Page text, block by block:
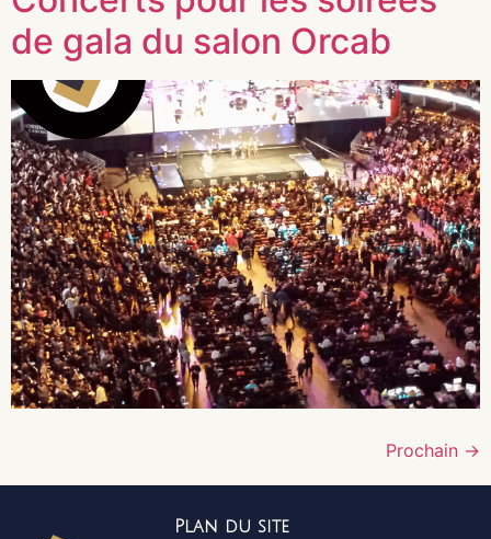
de gala du salon Orcab
Prochain →
Plan du site